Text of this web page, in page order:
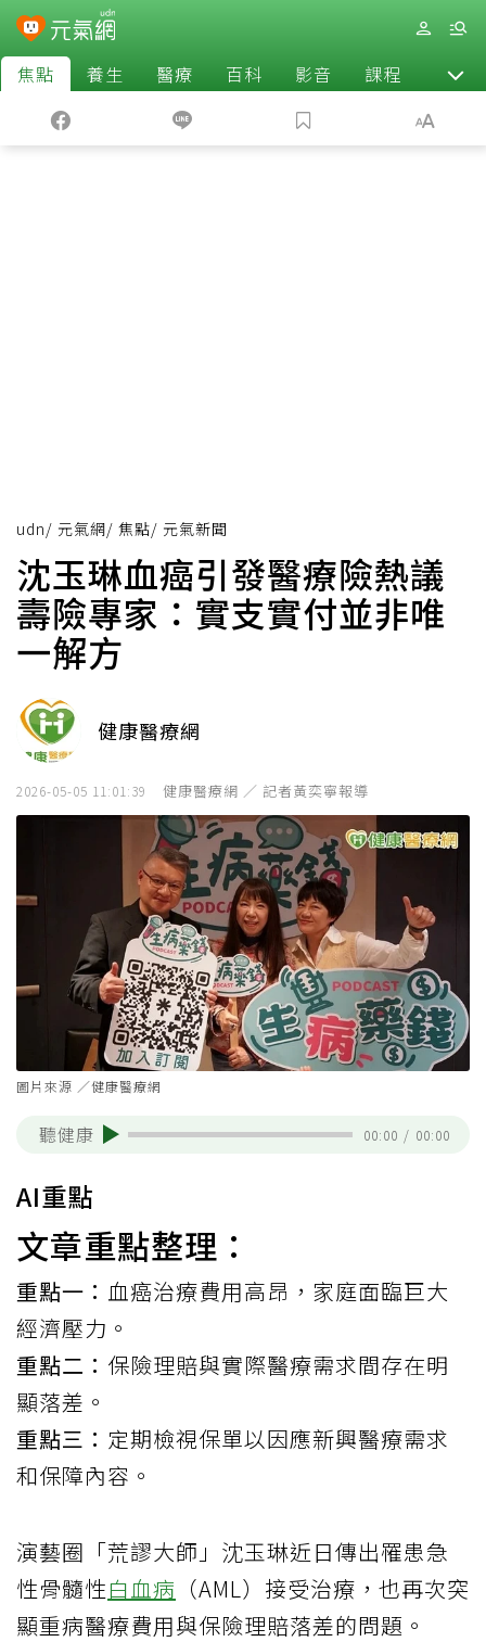
焦點 養生 醫療 百科 影音 課程 退休
udn/ 元氣網/ 焦點/ 元氣新聞
沈玉琳血癌引發醫療險熱議
壽險專家：實支實付並非唯
一解方
健康醫療網
2026-05-05 11:01:39 健康醫療網 ／ 記者黃奕寧報導
圖片來源 ／健康醫療網
聽健康 00:00 / 00:00
AI重點
文章重點整理：
重點一： 血癌治療費用高昂，家庭面臨巨大
經濟壓力。
重點二： 保險理賠與實際醫療需求間存在明
顯落差。
重點三： 定期檢視保單以因應新興醫療需求
和保障內容。
演藝圈「荒謬大師」沈玉琳近日傳出罹患急
性骨髓性白血病 （AML）接受治療，也再次突
顯重病醫療費用與保險理賠落差的問題。